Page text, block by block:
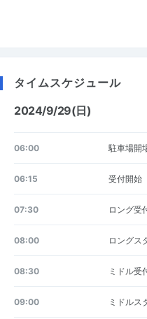
タイムスケジュール
2024/9/29(日)
06:00 駐車場開
06:15 受付開始
07:30 ロング受
08:00 ロングス
08:30 ミドル受
09:00 ミドルス